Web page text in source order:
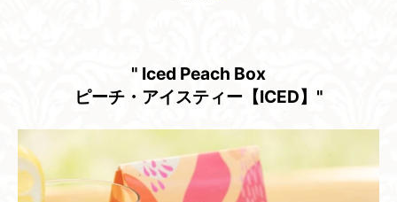
" Iced Peach Box
ピーチ・​アイスティー【ICED】"